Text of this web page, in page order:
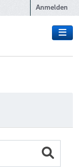
Anmelden